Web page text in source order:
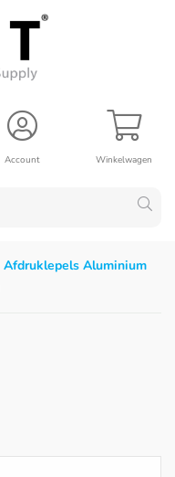
Winkelwagen
Account
Afdruklepels Aluminium